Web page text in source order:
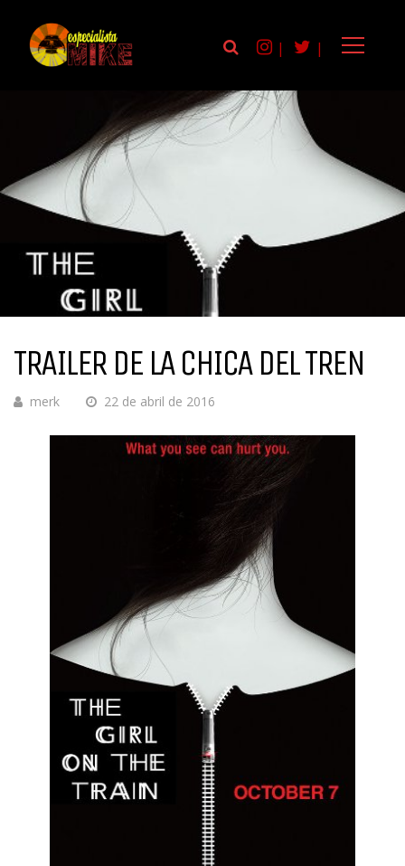
| |
TRAILER DE LA CHICA DEL TREN
merk 22 de abril de 2016